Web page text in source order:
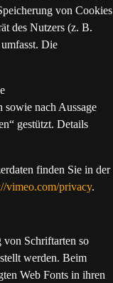
von Cookies
des Nutzers (z. B.
Die
sowie nach Aussage
gestützt. Details
finden Sie in der
vimeo.com/privacy.
von Schriftarten so
werden. Beim
Web Fonts in ihren